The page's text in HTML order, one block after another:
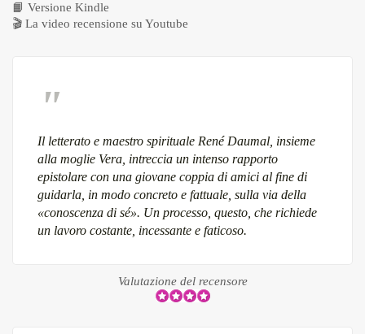
📙 Versione Kindle
🎬 La video recensione su Youtube
Il letterato e maestro spirituale René Daumal, insieme
alla moglie Vera, intreccia un intenso rapporto
epistolare con una giovane coppia di amici al fine di
guidarla, in modo concreto e fattuale, sulla via della
«conoscenza di sé». Un processo, questo, che richiede
un lavoro costante, incessante e faticoso.
Valutazione del recensore